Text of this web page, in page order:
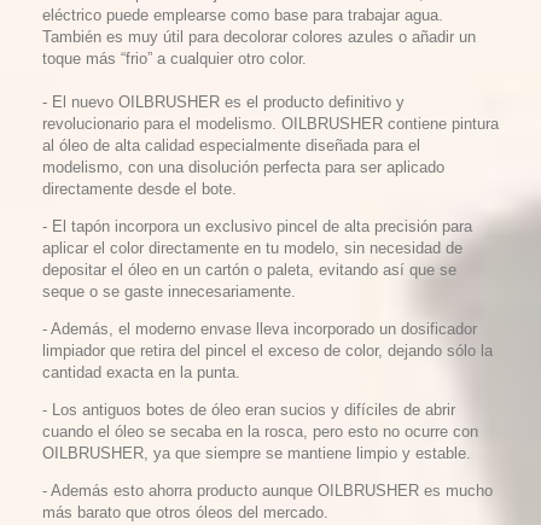
eléctrico puede emplearse como base para trabajar agua.
También es muy útil para decolorar colores azules o añadir un
toque más “frio” a cualquier otro color.
- El nuevo OILBRUSHER es el producto definitivo y
revolucionario para el modelismo. OILBRUSHER contiene pintura
al óleo de alta calidad especialmente diseñada para el
modelismo, con una disolución perfecta para ser aplicado
directamente desde el bote.
- El tapón incorpora un exclusivo pincel de alta precisión para
aplicar el color directamente en tu modelo, sin necesidad de
depositar el óleo en un cartón o paleta, evitando así que se
seque o se gaste innecesariamente.
- Además, el moderno envase lleva incorporado un dosificador
limpiador que retira del pincel el exceso de color, dejando sólo la
cantidad exacta en la punta.
- Los antiguos botes de óleo eran sucios y difíciles de abrir
cuando el óleo se secaba en la rosca, pero esto no ocurre con
OILBRUSHER, ya que siempre se mantiene limpio y estable.
- Además esto ahorra producto aunque OILBRUSHER es mucho
más barato que otros óleos del mercado.